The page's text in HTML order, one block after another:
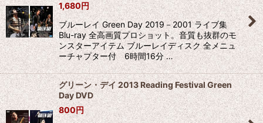
1,680円
ブルーレイ Green Day 2019－2001 ライブ集
Blu-ray 全高画質プロショット。音質も抜群のモ
ンスターアイテム ブルーレイディスク 全メニュ
ーチャプター付 6時間16分 …
グリーン・デイ 2013 Reading Festival Green
Day DVD
800円